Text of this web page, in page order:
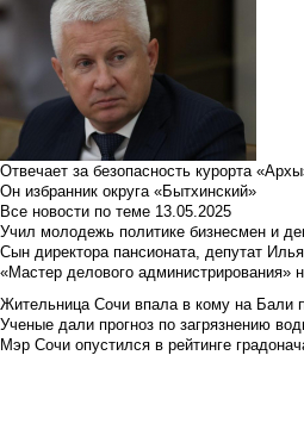
Отвечает за безопасность курорта
Он избранник округа «Бытхинский»
Все новости по теме 13.05.2025
Учил молодежь политике бизнесмен и
Сын директора пансионата, депутат
«Мастер делового администрирования»
Жительница Сочи впала в кому на Бали
Ученые дали прогноз по загрязнению
Мэр Сочи опустился в рейтинге